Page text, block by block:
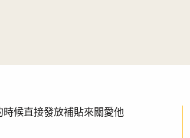
候直接發放補貼來關愛他